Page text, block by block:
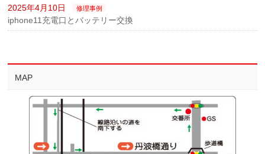
2025年4月10日 修理事例
iphone11充電口とバッテリー交換
MAP